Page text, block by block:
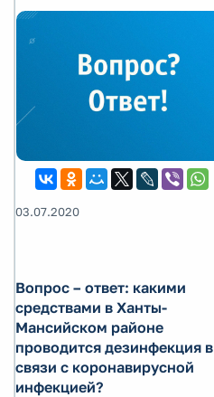
03.07.2020
Вопрос – ответ: какими
средствами в Ханты-
Мансийском районе
проводится дезинфекция в
связи с коронавирусной
инфекцией?